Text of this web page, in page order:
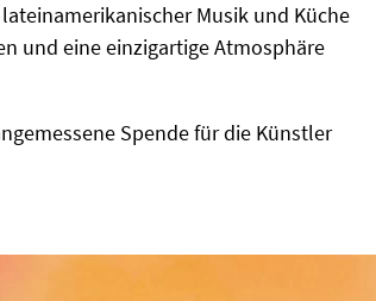
Musik und Küche
und eine einzigartige Atmosphäre
Spende für die Künstler